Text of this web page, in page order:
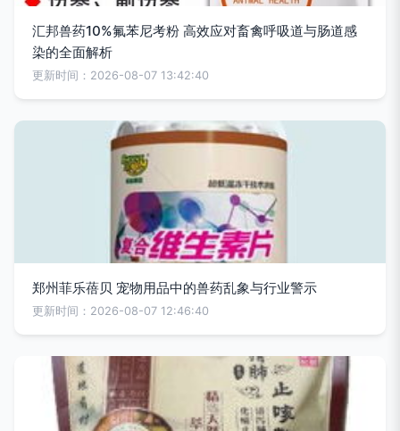
汇邦兽药10%氟苯尼考粉 高效应对畜禽呼吸道与肠道感
染的全面解析
更新时间：2026-08-07 13:42:40
郑州菲乐蓓贝 宠物用品中的兽药乱象与行业警示
更新时间：2026-08-07 12:46:40